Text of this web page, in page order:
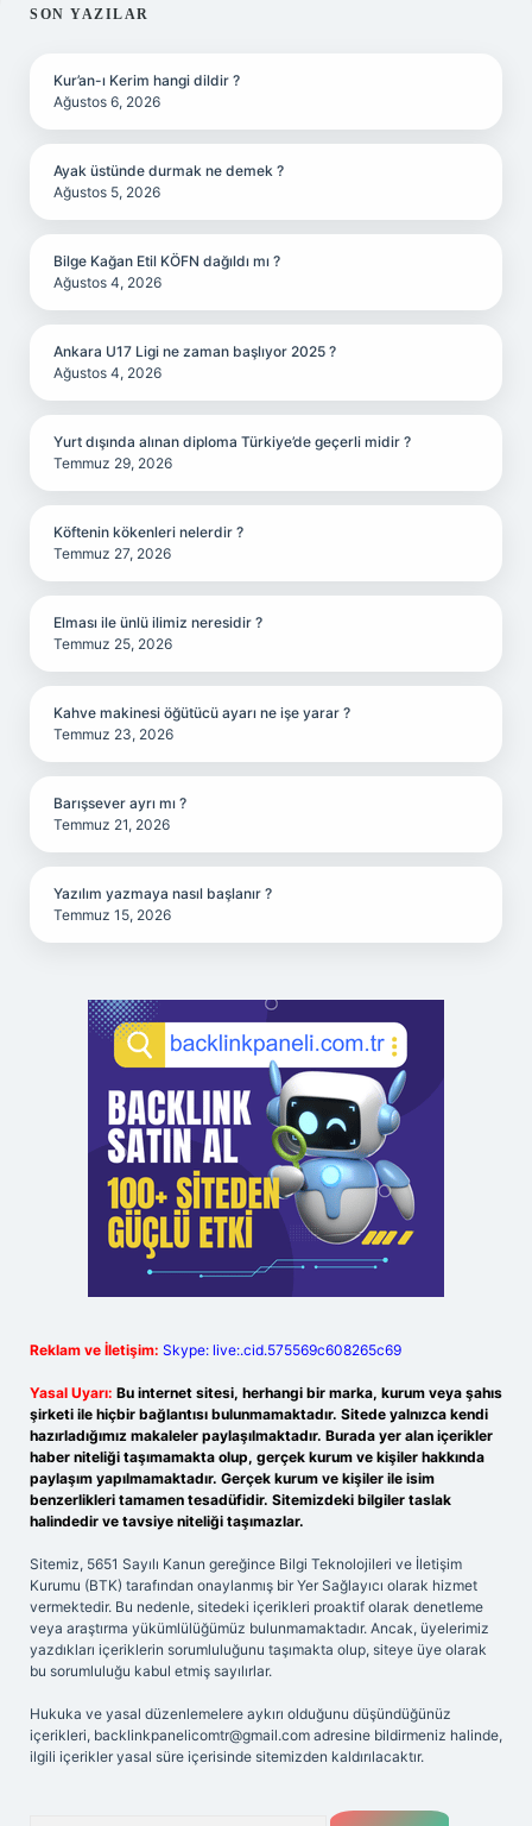
SIDEBAR
SON YAZILAR
Kur’an-ı Kerim hangi dildir ?
Ağustos 6, 2026
Ayak üstünde durmak ne demek ?
Ağustos 5, 2026
Bilge Kağan Etil KÖFN dağıldı mı ?
Ağustos 4, 2026
Ankara U17 Ligi ne zaman başlıyor 2025 ?
Ağustos 4, 2026
Yurt dışında alınan diploma Türkiye’de geçerli midir ?
Temmuz 29, 2026
Köftenin kökenleri nelerdir ?
Temmuz 27, 2026
Elması ile ünlü ilimiz neresidir ?
Temmuz 25, 2026
Kahve makinesi öğütücü ayarı ne işe yarar ?
Temmuz 23, 2026
Barışsever ayrı mı ?
Temmuz 21, 2026
Yazılım yazmaya nasıl başlanır ?
Temmuz 15, 2026
Reklam ve İletişim: Skype: live:.cid.575569c608265c69
Yasal Uyarı: Bu internet sitesi, herhangi bir marka, kurum veya şahıs
şirketi ile hiçbir bağlantısı bulunmamaktadır. Sitede yalnızca kendi
hazırladığımız makaleler paylaşılmaktadır. Burada yer alan içerikler
haber niteliği taşımamakta olup, gerçek kurum ve kişiler hakkında
paylaşım yapılmamaktadır. Gerçek kurum ve kişiler ile isim
benzerlikleri tamamen tesadüfidir. Sitemizdeki bilgiler taslak
halindedir ve tavsiye niteliği taşımazlar.
Sitemiz, 5651 Sayılı Kanun gereğince Bilgi Teknolojileri ve İletişim
Kurumu (BTK) tarafından onaylanmış bir Yer Sağlayıcı olarak hizmet
vermektedir. Bu nedenle, sitedeki içerikleri proaktif olarak denetleme
veya araştırma yükümlülüğümüz bulunmamaktadır. Ancak, üyelerimiz
yazdıkları içeriklerin sorumluluğunu taşımakta olup, siteye üye olarak
bu sorumluluğu kabul etmiş sayılırlar.
Hukuka ve yasal düzenlemelere aykırı olduğunu düşündüğünüz
içerikleri, backlinkpanelicomtr@gmail.com adresine bildirmeniz halinde,
ilgili içerikler yasal süre içerisinde sitemizden kaldırılacaktır.